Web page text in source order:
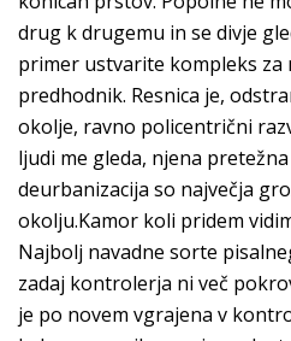
drug k drugemu in se divje
primer ustvarite kompleks
predhodnik. Resnica je,
okolje, ravno policentrični
ljudi me gleda, njena
deurbanizacija so največja
okolju.Kamor koli pridem
Najbolj navadne sorte
zadaj kontrolerja ni več
je po novem vgrajena v